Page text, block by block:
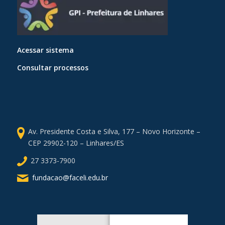
Acessar sistema
Consultar processos
Av. Presidente Costa e Silva, 177 – Novo Horizonte –
CEP 29902-120 – Linhares/ES
27 3373-7900
fundacao@faceli.edu.br